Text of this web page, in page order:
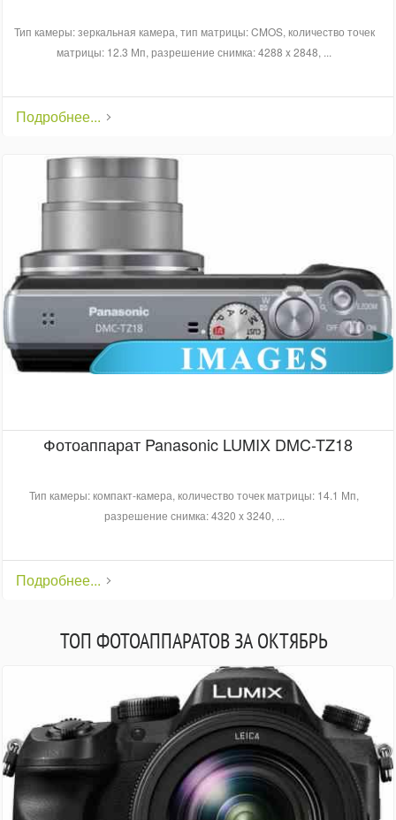
Тип камеры: зеркальная камера, тип матрицы: CMOS, количество точек
матрицы: 12.3 Мп, разрешение снимка: 4288 x 2848, ...
Подробнее...
Фотоаппарат Panasonic LUMIX DMC-TZ18
Тип камеры: компакт-камера, количество точек матрицы: 14.1 Мп,
разрешение снимка: 4320 x 3240, ...
Подробнее...
ТОП ФОТОАППАРАТОВ ЗА ОКТЯБРЬ